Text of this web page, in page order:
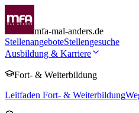
mfa-mal-anders.de
StellenangeboteStellengesuche
Ausbildung & Karriere
Fort- & Weiterbildung
Leitfaden Fort- & Weiterbildung